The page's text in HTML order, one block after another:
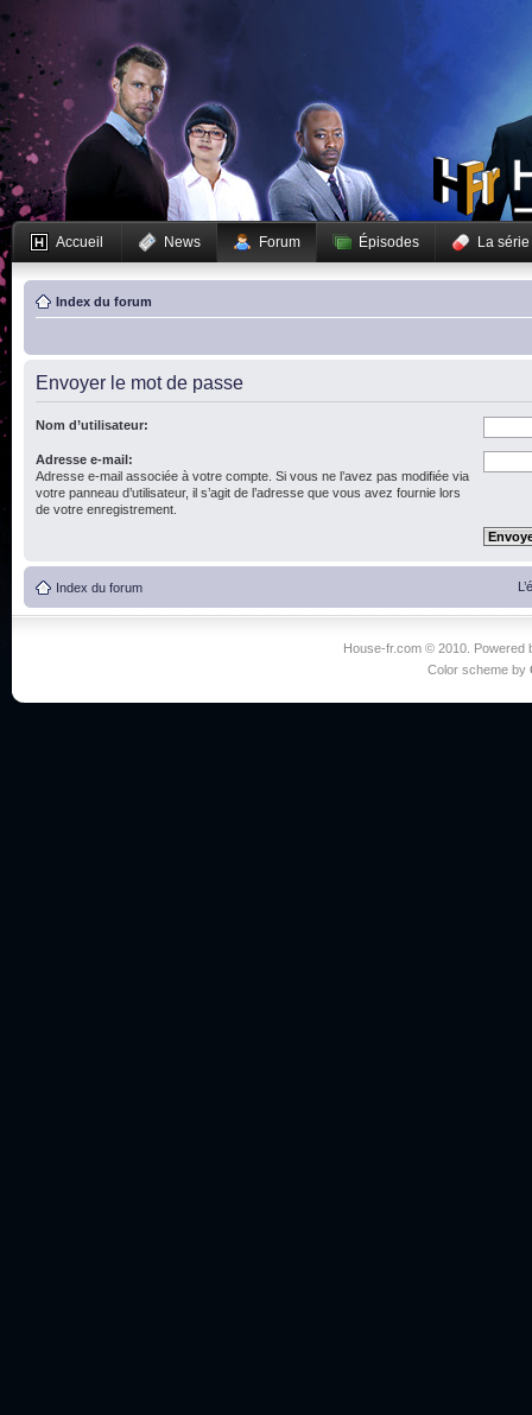
Accueil News Forum Épisodes La série
Index du forum
Envoyer le mot de passe
Nom d’utilisateur:
Adresse e-mail:
Adresse e-mail associée à votre compte. Si vous ne l’avez pas modifiée via
votre panneau d’utilisateur, il s’agit de l’adresse que vous avez fournie lors
de votre enregistrement.
Index du forum
House-fr.com © 2010. Powered
Color scheme by